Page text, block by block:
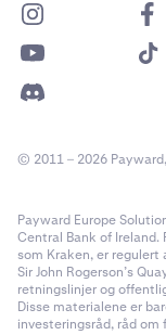
© 2011 – 2026
Payward Europe
Central Bank of Ireland.
som Kraken, er
Sir John Rogerson’s
retningslinjer og
Disse materialene er
investeringsråd, råd